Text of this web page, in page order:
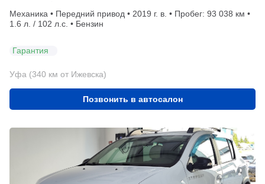
Механика • Передний привод • 2019 г. в. • Пробег: 93 038 км •
1.6 л. / 102 л.с. • Бензин
Гарантия
Уфа (340 км от Ижевска)
Позвонить в автосалон